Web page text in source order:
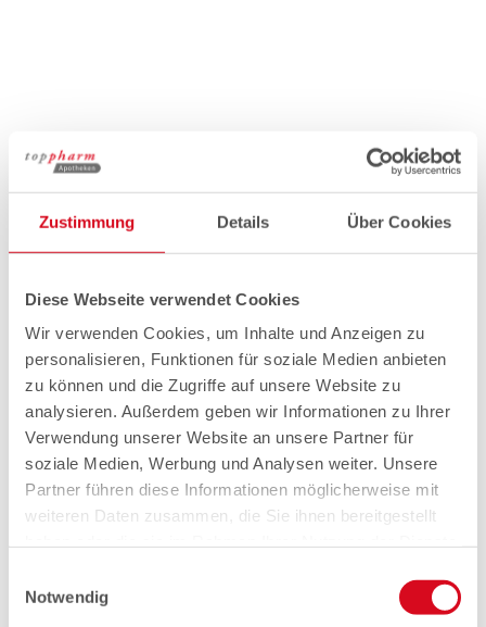
Zustimmung Details Über Cookies
Diese Webseite verwendet Cookies
Wir verwenden Cookies, um Inhalte und Anzeigen zu
personalisieren, Funktionen für soziale Medien anbieten
zu können und die Zugriffe auf unsere Website zu
analysieren. Außerdem geben wir Informationen zu Ihrer
Verwendung unserer Website an unsere Partner für
soziale Medien, Werbung und Analysen weiter. Unsere
Partner führen diese Informationen möglicherweise mit
weiteren Daten zusammen, die Sie ihnen bereitgestellt
Notwendig